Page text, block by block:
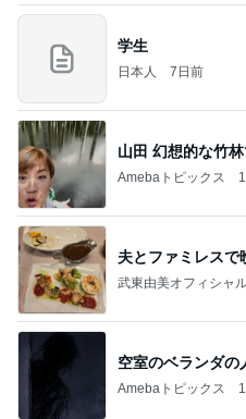
学生
日本人 7日前
山田 幻想的な竹
Amebaトピックス
夫とファミレスで
武東由美オフィシャ
空室のベランダの
Amebaトピックス